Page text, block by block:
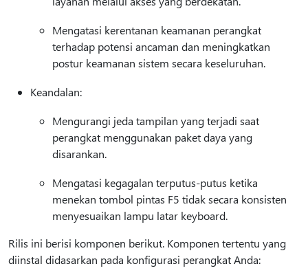
Mengatasi kerentanan keamanan perangkat
terhadap potensi ancaman dan meningkatkan
postur keamanan sistem secara keseluruhan.
Keandalan:
Mengurangi jeda tampilan yang terjadi saat
perangkat menggunakan paket daya yang
disarankan.
Mengatasi kegagalan terputus-putus ketika
menekan tombol pintas F5 tidak secara konsisten
menyesuaikan lampu latar keyboard.
Rilis ini berisi komponen berikut. Komponen tertentu yang
diinstal didasarkan pada konfigurasi perangkat Anda: